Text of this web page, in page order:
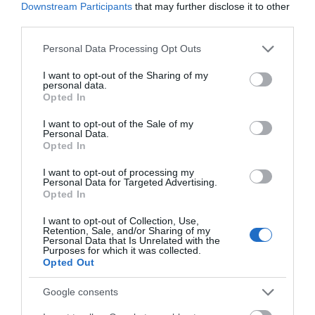
Downstream Participants that may further disclose it to other
Please note that this website/app uses one or more Google
not limited to your visit or usage behaviour. You may click to
grant or deny consent to Google and its third-party tags to
use your data for below specified purposes in below Google
consent section.
Personal Data Processing Opt Outs
I want to opt-out of the Sharing of my
personal data.
Opted In
I want to opt-out of the Sale of my
Personal Data.
Opted In
I want to opt-out of processing my
Personal Data for Targeted Advertising.
Opted In
I want to opt-out of Collection, Use,
Retention, Sale, and/or Sharing of my
Personal Data that Is Unrelated with the
Purposes for which it was collected.
Opted Out
Google consents